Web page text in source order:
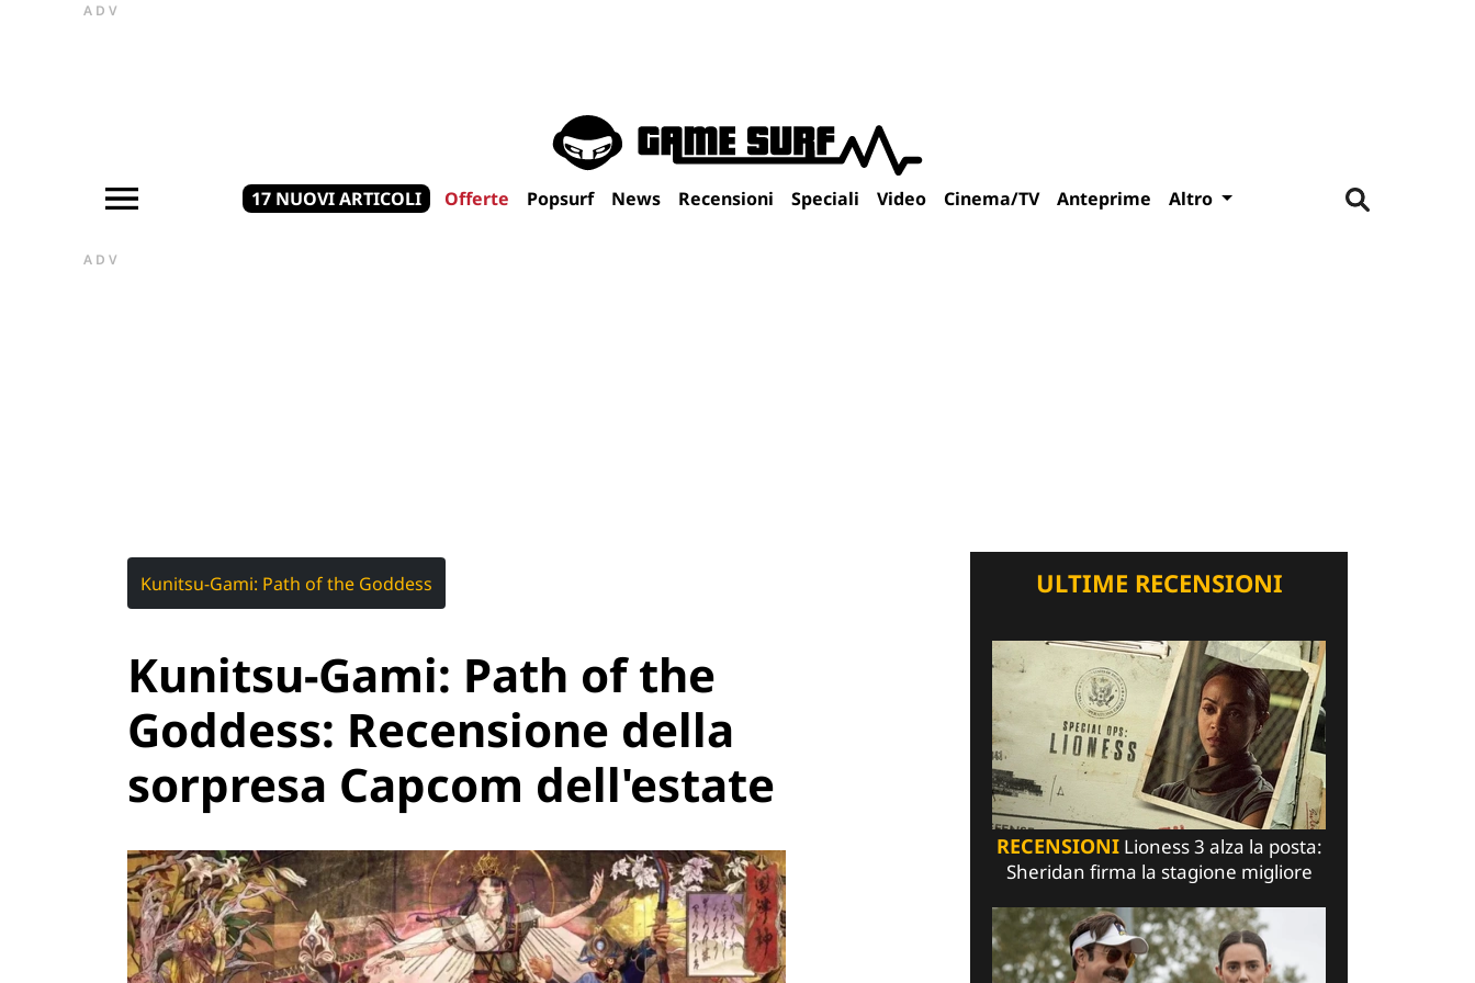
ADV
17 NUOVI ARTICOLI Offerte Popsurf News Recensioni Speciali Video Cinema/TV Anteprime Altro
ADV
Kunitsu-Gami: Path of the Goddess
Kunitsu-Gami: Path of the
Goddess: Recensione della
sorpresa Capcom dell'estate
ULTIME RECENSIONI
RECENSIONILioness 3 alza la posta:
Sheridan firma la stagione migliore